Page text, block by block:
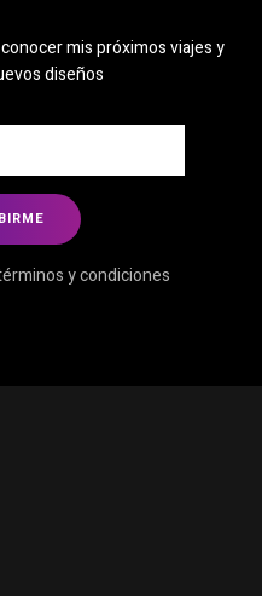
mis próximos viajes y
diseños
y condiciones